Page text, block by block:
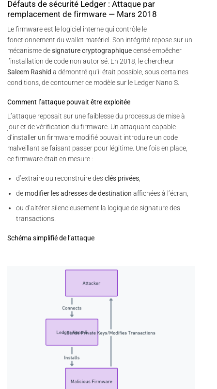
Défauts de sécurité Ledger : Attaque par
remplacement de firmware — Mars 2018
Le firmware est le logiciel interne qui contrôle le
fonctionnement du wallet matériel. Son intégrité repose sur un
mécanisme designature cryptographiquecensé empêcher
l’installation de code non autorisé. En 2018, le chercheur
Saleem Rashid a démontré qu’il était possible, sous certaines
conditions, de contourner ce modèle sur le Ledger Nano S.
Comment l’attaque pouvait être exploitée
L’attaque reposait sur une faiblesse du processus de mise à
jour et de vérification du firmware. Un attaquant capable
d’installer un firmware modifié pouvait introduire un code
malveillant se faisant passer pour légitime. Une fois en place,
ce firmware était en mesure :
d’extraire ou reconstruire desclés privées,
de modifier les adresses de destination affichées à l’écran,
ou d’altérer silencieusement la logique de signature des
transactions.
Schéma simplifié de l’attaque